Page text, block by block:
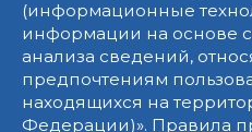
(информационные
информации на основе
анализа сведений,
предпочтениям
находящихся на
Федерации)». Правила